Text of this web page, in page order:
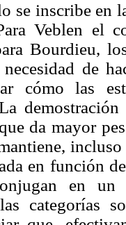
se inscribe en
Veblen el
Bourdieu,
de
cómo las
da mayor
en función
en un
categorías